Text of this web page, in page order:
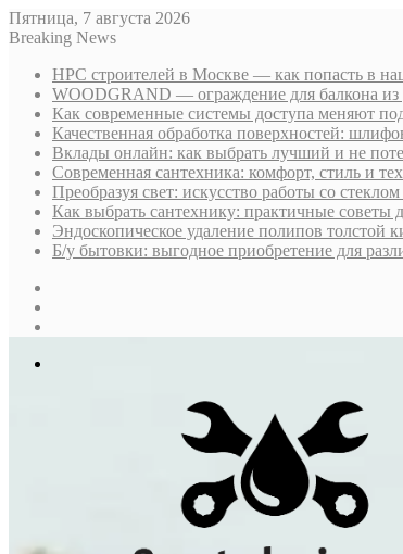
Пятница, 7 августа 2026
Breaking News
НРС строителей в Москве — как попасть в
WOODGRAND — ограждение для балкона
Как современные системы доступа меняют
Качественная обработка поверхностей:
Вклады онлайн: как выбрать лучший и не
Современная сантехника: комфорт, стиль и
Преобразуя свет: искусство работы со
Как выбрать сантехнику: практичные советы
Эндоскопическое удаление полипов
Б/у бытовки: выгодное приобретение для